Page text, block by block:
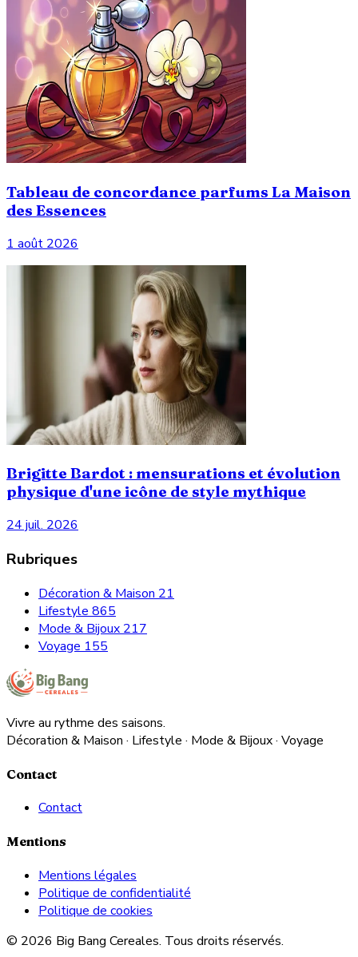
Tableau de concordance parfums La Maison
des Essences
1 août 2026
Brigitte Bardot : mensurations et évolution
physique d'une icône de style mythique
24 juil. 2026
Rubriques
Décoration & Maison 21
Lifestyle 865
Mode & Bijoux 217
Voyage 155
Vivre au rythme des saisons.
Décoration & Maison · Lifestyle · Mode & Bijoux · Voyage
Contact
Contact
Mentions
Mentions légales
Politique de confidentialité
Politique de cookies
© 2026 Big Bang Cereales. Tous droits réservés.